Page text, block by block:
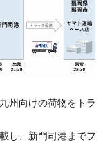
州向けの荷物をトラ
し、新門司港までフ